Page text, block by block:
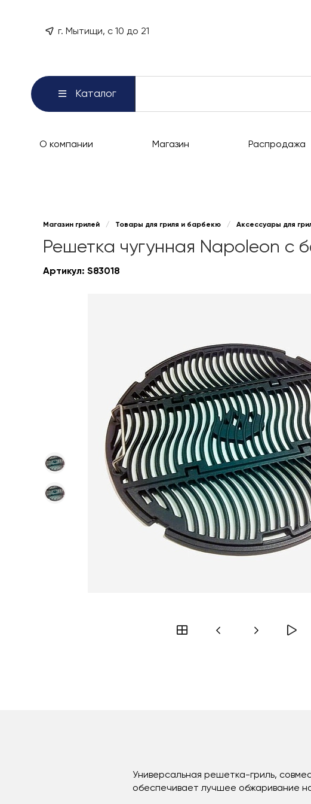
г. Мытищи, с 10 до 21
Каталог
О компании Магазин Распродажа
Магазин грилей / Товары для гриля и барбекю / Аксессуары для
Решетка чугунная Napoleon с
Артикул: S83018
Универсальная решетка-гриль,
обеспечивает лучшее обжаривание